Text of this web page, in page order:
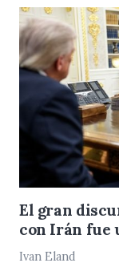
El gran
con Irán fue
Ivan Eland